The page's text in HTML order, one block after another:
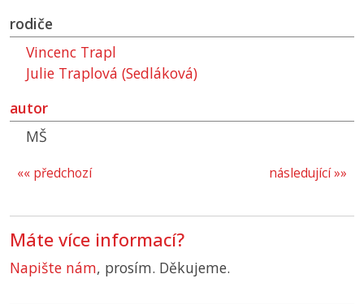
rodiče
Vincenc Trapl
Julie Traplová (Sedláková)
autor
MŠ
následující »»
«« předchozí
Máte více informací?
Napište nám, prosím. Děkujeme.